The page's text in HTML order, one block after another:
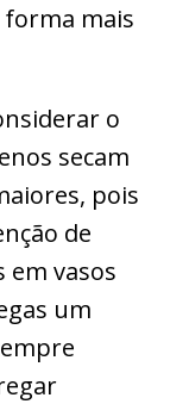
forma mais
o
secam
pois
de
em vasos
um